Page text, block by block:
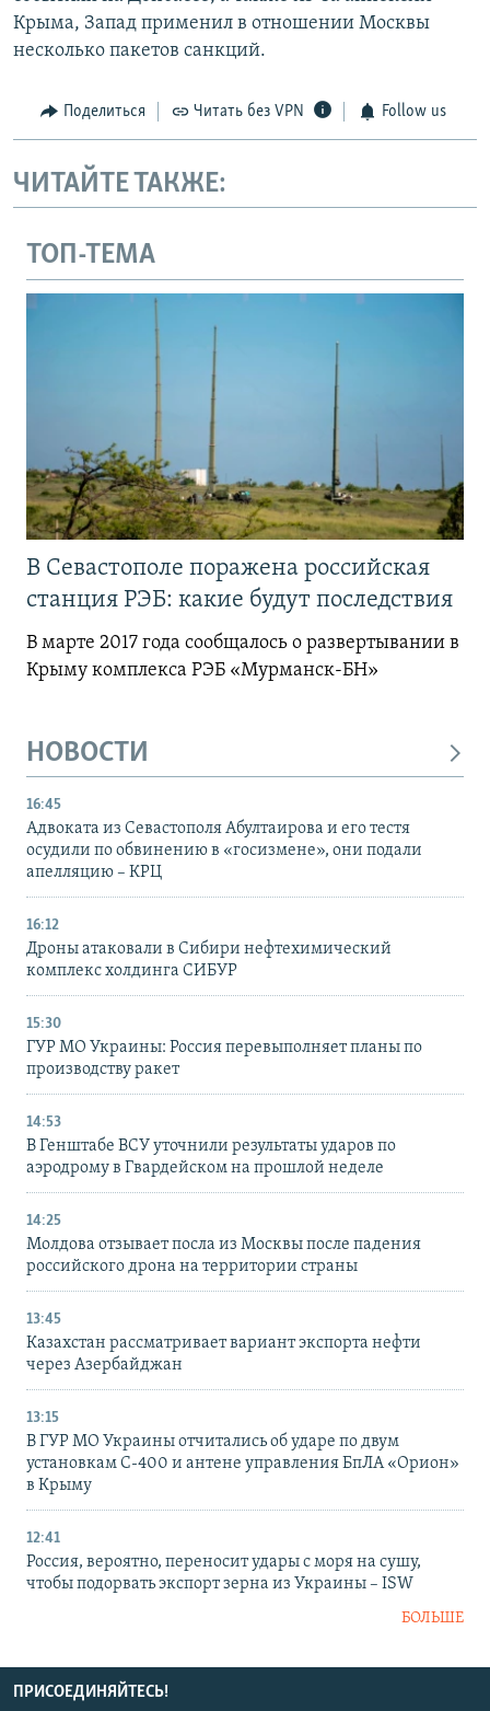
Крыма, Запад применил в отношении Москвы
несколько пакетов санкций.
Поделиться Читать без VPN Follow us
ЧИТАЙТЕ ТАКЖЕ:
ТОП-ТЕМА
В Севастополе поражена российская
станция РЭБ: какие будут последствия
В марте 2017 года сообщалось о развертывании в
Крыму комплекса РЭБ «Мурманск-БН»
НОВОСТИ
16:45
Адвоката из Севастополя Абултаирова и его тестя
осудили по обвинению в «госизмене», они подали
апелляцию – КРЦ
16:12
Дроны атаковали в Сибири нефтехимический
комплекс холдинга СИБУР
15:30
ГУР МО Украины: Россия перевыполняет планы по
производству ракет
14:53
В Генштабе ВСУ уточнили результаты ударов по
аэродрому в Гвардейском на прошлой неделе
14:25
Молдова отзывает посла из Москвы после падения
российского дрона на территории страны
13:45
Казахстан рассматривает вариант экспорта нефти
через Азербайджан
13:15
В ГУР МО Украины отчитались об ударе по двум
установкам С-400 и антене управления БпЛА «Орион»
в Крыму
12:41
Россия, вероятно, переносит удары с моря на сушу,
чтобы подорвать экспорт зерна из Украины – ISW
БОЛЬШЕ
ПРИСОЕДИНЯЙТЕСЬ!